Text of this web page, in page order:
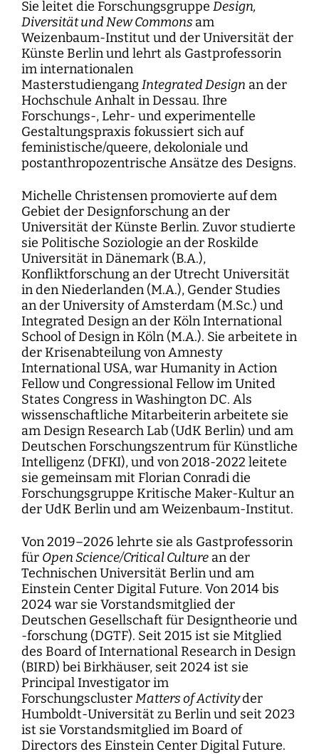
Sie leitet die Forschungsgruppe Design,
Diversität und New Commons am
Weizenbaum-Institut und der Universität der
Künste Berlin und lehrt als Gastprofessorin
im internationalen
MasterstudiengangIntegrated Design an der
Hochschule Anhalt in Dessau. Ihre
Forschungs-, Lehr- und experimentelle
Gestaltungspraxis fokussiert sich auf
feministische/queere, dekoloniale und
postanthropozentrische Ansätze des Designs.
Michelle Christensen promovierte auf dem
Gebiet der Designforschung an der
Universität der Künste Berlin. Zuvor studierte
sie Politische Soziologie an der Roskilde
Universität in Dänemark (B.A.),
Konfliktforschung an der Utrecht Universität
in den Niederlanden (M.A.), Gender Studies
an der University of Amsterdam (M.Sc.) und
Integrated Design an der Köln International
School of Design in Köln (M.A.). Sie arbeitete in
der Krisenabteilung von Amnesty
International USA, war Humanity in Action
Fellow und Congressional Fellow im United
States Congress in Washington DC. Als
wissenschaftliche Mitarbeiterin arbeitete sie
am Design Research Lab (UdK Berlin) und am
Deutschen Forschungszentrum für Künstliche
Intelligenz (DFKI), und von 2018-2022 leitete
sie gemeinsam mit Florian Conradi die
Forschungsgruppe Kritische Maker-Kultur an
der UdK Berlin und am Weizenbaum-Institut.
Von 2019–2026 lehrte sie als Gastprofessorin
für Open Science/Critical Culture an der
Technischen Universität Berlin und am
Einstein Center Digital Future. Von 2014 bis
2024 war sie Vorstandsmitglied der
Deutschen Gesellschaft für Designtheorie und
-forschung (DGTF). Seit 2015 ist sie Mitglied
des Board of International Research in Design
(BIRD) bei Birkhäuser, seit 2024 ist sie
Principal Investigator im
ForschungsclusterMatters of Activityder
Humboldt-Universität zu Berlin und seit 2023
ist sie Vorstandsmitglied im Board of
Directors des Einstein Center Digital Future.